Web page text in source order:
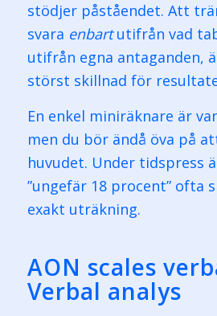
stödjer påståendet. Att
svara enbartutifrån vad
utifrån egna antaganden,
störst skillnad för
En enkel miniräknare är
men du bör ändå öva på
huvudet. Under tidspress
”ungefär 18 procent” ofta
exakt uträkning.
AON scales
Verbal analys